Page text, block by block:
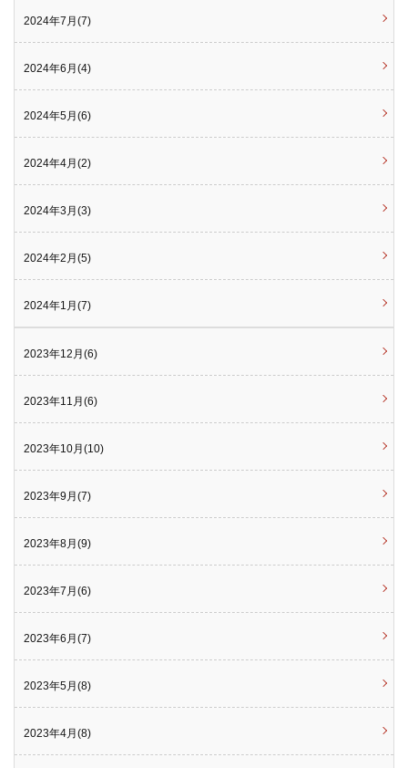
2024年7月(7)
2024年6月(4)
2024年5月(6)
2024年4月(2)
2024年3月(3)
2024年2月(5)
2024年1月(7)
2023年12月(6)
2023年11月(6)
2023年10月(10)
2023年9月(7)
2023年8月(9)
2023年7月(6)
2023年6月(7)
2023年5月(8)
2023年4月(8)